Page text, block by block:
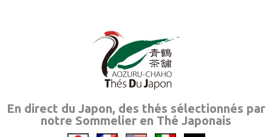
En direct du Japon, des thés sélectionnés par
notre Sommelier en Thé Japonais